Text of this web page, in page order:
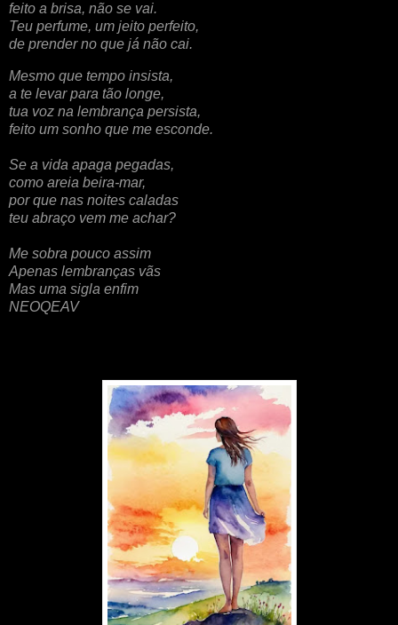
feito a brisa, não se vai.
Teu perfume, um jeito perfeito,
de prender no que já não cai.
Mesmo que tempo insista,
a te levar para tão longe,
tua voz na lembrança persista,
feito um sonho que me esconde.
Se a vida apaga pegadas,
como areia beira-mar,
por que nas noites caladas
teu abraço vem me achar?
Me sobra pouco assim
Apenas lembranças vãs
Mas uma sigla enfim
NEOQEAV